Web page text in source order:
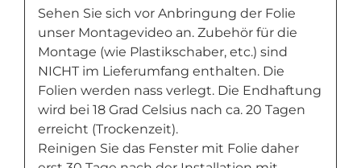
Sehen Sie sich vor Anbringung der Folie
unser Montagevideo an. Zubehör für die
Montage (wie Plastikschaber, etc.) sind
NICHT im Lieferumfang enthalten. Die
Folien werden nass verlegt. Die Endhaftung
wird bei 18 Grad Celsius nach ca. 20 Tagen
erreicht (Trockenzeit).
Reinigen Sie das Fenster mit Folie daher